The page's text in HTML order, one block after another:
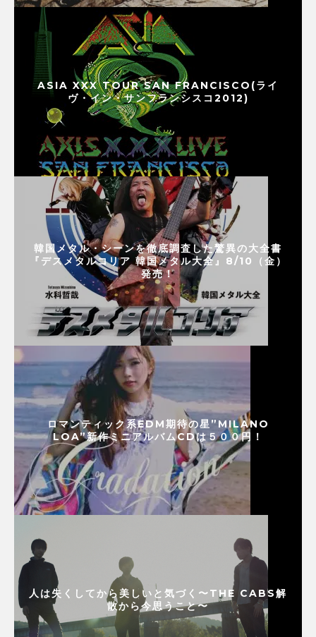
ASIA XXX TOUR SAN FRANCISCO(ライ
ヴ・イン・サンフランシスコ2012)
韓国メタル・シーンを徹底調査した驚異の大全書
『デスメタルコリア 韓国メタル大全』8/10（金）
発売！
ロマンティック系EDM期待の星”MILANO
LOA”新作ミニアルバムCDは５００円！
人は失くしてから美しいと気づく〜THE CABS解
散から今思うこと〜